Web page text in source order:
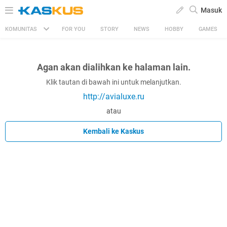
Masuk
KOMUNITAS FOR YOU STORY NEWS HOBBY GAMES
Agan akan dialihkan ke halaman lain.
Klik tautan di bawah ini untuk melanjutkan.
http://avialuxe.ru
atau
Kembali ke Kaskus